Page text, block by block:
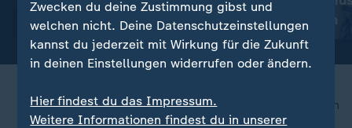
Konflikt: Alle Nachrichten im
Liveblog
leisten können
nach oben
Zwecken du deine Zustimmung gibst und
welchen nicht. Deine Datenschutzeinstellungen
kannst du jederzeit mit Wirkung für die Zukunft
in deinen Einstellungen widerrufen oder ändern.
Hier findest du das Impressum.
Weitere Informationen findest du in unserer